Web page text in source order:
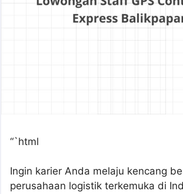
“`html
Ingin karier Anda melaju kencang
perusahaan logistik terkemuka di